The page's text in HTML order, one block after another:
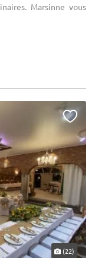
Marsinne vous
(22)